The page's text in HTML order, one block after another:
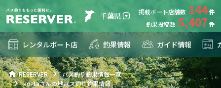
千葉県 掲載ボート店舗数 144
釣果投稿数 5,407
レンタルボート店 釣果情報 ガイド情報
RESERVER
バス釣り釣果情報一覧
ko-taさんの地バス釣り釣果情報